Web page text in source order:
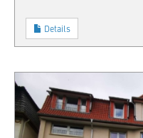
Details